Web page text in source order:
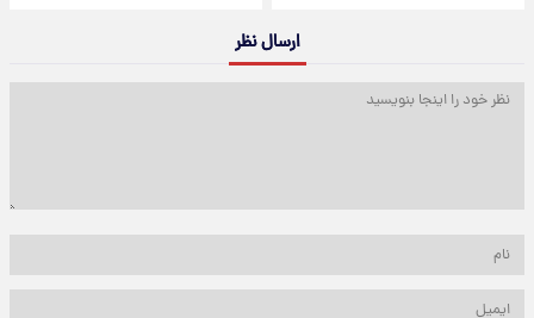
ارسال نظر